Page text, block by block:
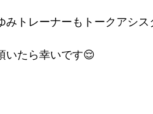
みトレーナーもトークアシ
いたら幸いです😌